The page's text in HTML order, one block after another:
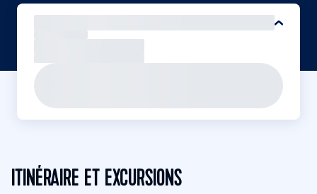
ITINÉRAIRE ET EXCURSIONS